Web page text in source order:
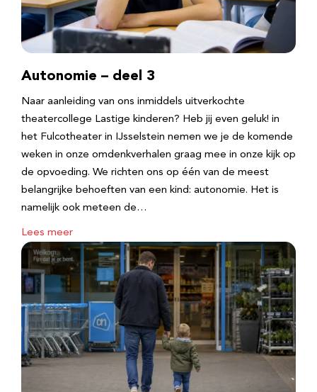
Autonomie – deel 3
Naar aanleiding van ons inmiddels uitverkochte
theatercollege Lastige kinderen? Heb jij even geluk! in
het Fulcotheater in IJsselstein nemen we je de komende
weken in onze omdenkverhalen graag mee in onze kijk op
de opvoeding. We richten ons op één van de meest
belangrijke behoeften van een kind: autonomie. Het is
namelijk ook meteen de…
Lees meer